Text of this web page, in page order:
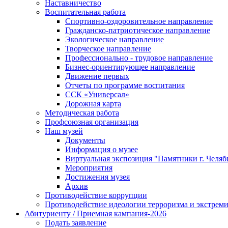
Наставничество
Воспитательная работа
Спортивно-оздоровительное направление
Гражданско-патриотическое направление
Экологическое направление
Творческое направление
Профессионально - трудовое направление
Бизнес-ориентирующее направление
Движение первых
Отчеты по программе воспитания
ССК «Универсал»
Дорожная карта
Методическая работа
Профсоюзная организация
Наш музей
Документы
Информация о музее
Виртуальная экспозиция "Памятники г.
Мероприятия
Достижения музея
Архив
Противодействие коррупции
Противодействие идеологии терроризма и
Абитуриенту / Приемная кампания-2026
Подать заявление